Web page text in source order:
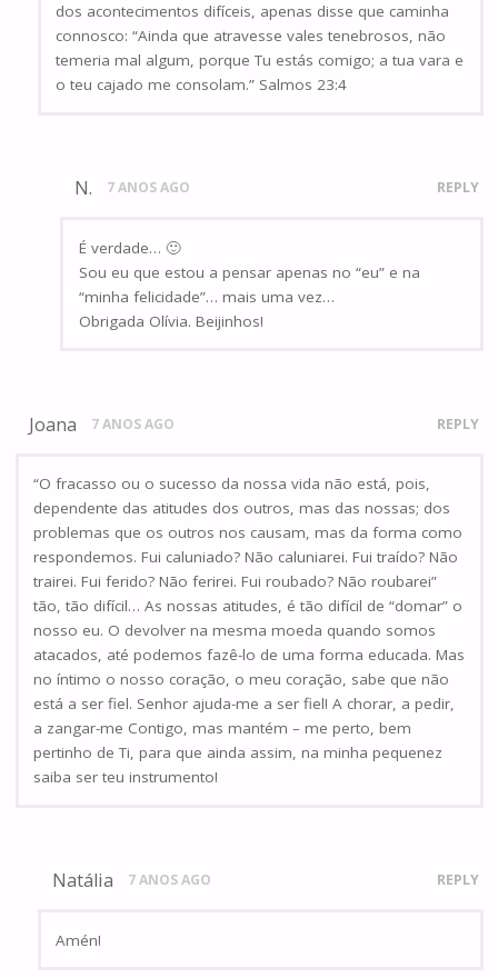
dos acontecimentos difíceis, apenas disse que caminha
connosco: “Ainda que atravesse vales tenebrosos, não
temeria mal algum, porque Tu estás comigo; a tua vara e
o teu cajado me consolam.” Salmos 23:4
N. 7 ANOS AGO REPLY
É verdade… 🙂
Sou eu que estou a pensar apenas no “eu” e na
“minha felicidade”… mais uma vez…
Obrigada Olívia. Beijinhos!
Joana 7 ANOS AGO REPLY
“O fracasso ou o sucesso da nossa vida não está, pois,
dependente das atitudes dos outros, mas das nossas; dos
problemas que os outros nos causam, mas da forma como
respondemos. Fui caluniado? Não caluniarei. Fui traído? Não
trairei. Fui ferido? Não ferirei. Fui roubado? Não roubarei”
tão, tão difícil… As nossas atitudes, é tão difícil de “domar” o
nosso eu. O devolver na mesma moeda quando somos
atacados, até podemos fazê-lo de uma forma educada. Mas
no íntimo o nosso coração, o meu coração, sabe que não
está a ser fiel. Senhor ajuda-me a ser fiel! A chorar, a pedir,
a zangar-me Contigo, mas mantém – me perto, bem
pertinho de Ti, para que ainda assim, na minha pequenez
saiba ser teu instrumento!
Natália 7 ANOS AGO REPLY
Amén!